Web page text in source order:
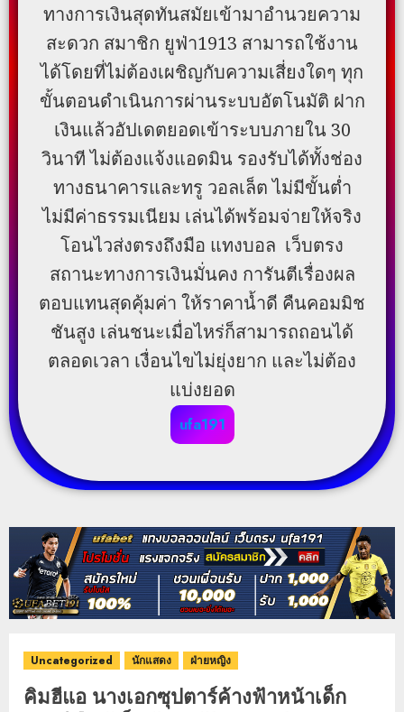
ทางการเงินสุดทันสมัยเข้ามาอำนวยความ
สะดวก สมาชิก ยูฟ่า1913 สามารถใช้งาน
ได้โดยที่ไม่ต้องเผชิญกับความเสี่ยงใดๆ ทุก
ขั้นตอนดำเนินการผ่านระบบอัตโนมัติ ฝาก
เงินแล้วอัปเดตยอดเข้าระบบภายใน 30
วินาที ไม่ต้องแจ้งแอดมิน รองรับได้ทั้งช่อง
ทางธนาคารและทรู วอลเล็ต ไม่มีขั้นต่ำ
ไม่มีค่าธรรมเนียม เล่นได้พร้อมจ่ายให้จริง
โอนไวส่งตรงถึงมือ แทงบอล เว็บตรง
สถานะทางการเงินมั่นคง การันตีเรื่องผล
ตอบแทนสุดคุ้มค่า ให้ราคาน้ำดี คืนคอมมิช
ชันสูง เล่นชนะเมื่อไหร่ก็สามารถถอนได้
ตลอดเวลา เงื่อนไขไม่ยุ่งยาก และไม่ต้อง
แบ่งยอด
ufa191
Uncategorized นักแสดง ฝ่ายหญิง
คิมฮีแอ นางเอกซุปตาร์ค้างฟ้าหน้าเด็ก